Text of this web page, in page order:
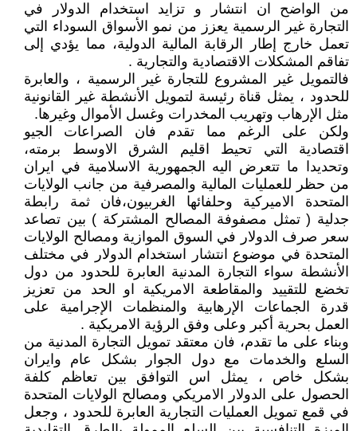
من الواضح ان انتشار و تزايد استخدام الدولار في
التجارة غير الرسمية يعزز من نمو الأسواق السوداء التي
تعمل خارج إطار الرقابة المالية الدولية، مما يؤدي إلى
تفاقم المشكلات الاقتصادية والتجارية .
فالتمويل غير المشروع للتجارة غير الرسمية ، والعابرة
للحدود ، يمثل قناة رئيسة لتمويل الأنشطة غير القانونية
مثل الإرهاب وتهريب المخدرات وغسل الأموال وغيرها.
ولكن على الرغم مما تقدم فان الصراعات الجيو
اقتصادية التي تحيط اقليم الشرق الاوسط برمته،
وتحديدا ما تتعرض اليه الجمهورية الاسلامية في ايران
من حظر للعمليات المالية والمصرفية من جانب الولايات
المتحدة الاميركية وحلفائها الغربيون،فان ثمة رابطة
جدلية ( تمثل مصفوفة المصالح المشتركة ) بين تصاعد
سعر صرف الدولار في السوق الموازية ومصالح الولايات
المتحدة في موضوع انتشار استخدام الدولار في مختلف
الأنشطة سواء التجارة المدنية العابرة للحدود من دول
تخضع للتقييد والمقاطعة الامريكية او الحد من تعزيز
قدرة الجماعات الإرهابية والمنظمات الإجرامية على
العمل بحرية أكبر وعلى وفق الرؤية الامريكية .
وبناء على ما تقدم، فان معتقد تمويل التجارة المدنية من
السلع والخدمات مع دول الجوار بشكل عام وايران
بشكل خاص ، يمثل اس التوافق بين تعاظم كلفة
الحصول على الدولار الامريكي ومصالح الولايات المتحدة
في قمع تمويل العمليات التجارية العابرة للحدود ، وجعل